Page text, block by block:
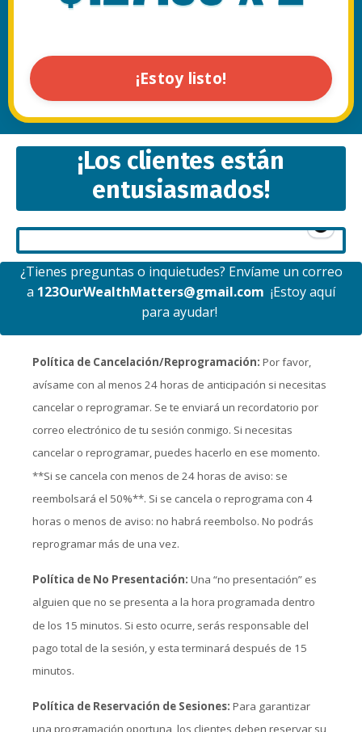
¡Estoy listo!
¡Los clientes están
entusiasmados!
¿Tienes preguntas o inquietudes? Envíame un correo
a 123OurWealthMatters@gmail.com ¡Estoy aquí
para ayudar!
Política de Cancelación/Reprogramación: Por favor,
avísame con al menos 24 horas de anticipación si necesitas
cancelar o reprogramar. Se te enviará un recordatorio por
correo electrónico de tu sesión conmigo. Si necesitas
cancelar o reprogramar, puedes hacerlo en ese momento.
**Si se cancela con menos de 24 horas de aviso: se
reembolsará el 50%**. Si se cancela o reprograma con 4
horas o menos de aviso: no habrá reembolso. No podrás
reprogramar más de una vez.
Política de No Presentación: Una “no presentación” es
alguien que no se presenta a la hora programada dentro
de los 15 minutos. Si esto ocurre, serás responsable del
pago total de la sesión, y esta terminará después de 15
minutos.
Política de Reservación de Sesiones: Para garantizar